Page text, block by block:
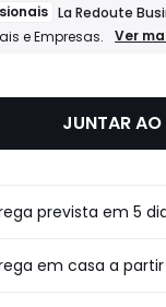
La Redoute
e Empresas.
para
Ver
JUNTAR
prevista em 5
em casa a